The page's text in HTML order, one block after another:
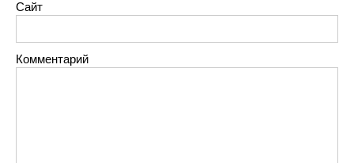
Сайт
Комментарий